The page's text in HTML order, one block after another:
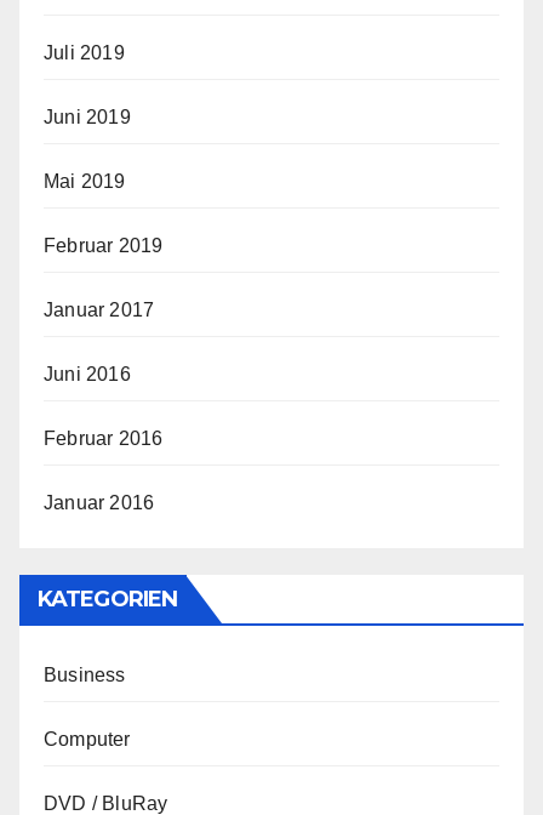
Juli 2019
Juni 2019
Mai 2019
Februar 2019
Januar 2017
Juni 2016
Februar 2016
Januar 2016
KATEGORIEN
Business
Computer
DVD / BluRay